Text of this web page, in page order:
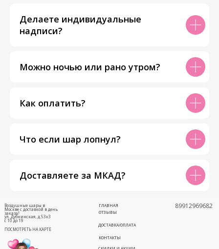
Делаете индивидуальные
надписи?
Можно ночью или рано утром?
Как оплатить?
Что если шар лопнул?
Доставляете за МКАД?
ул. Дубнинская, д.53к3
с 10 до 19
ПОСМОТРЕТЬ НА КАРТЕ
ОТЗЫВЫ
ГЛАВНАЯ
ДОСТАВКА/ОПЛАТА
КОНТАКТЫ
89912969682
Воздушные шары в
Москве с доставкой в день
заказа!